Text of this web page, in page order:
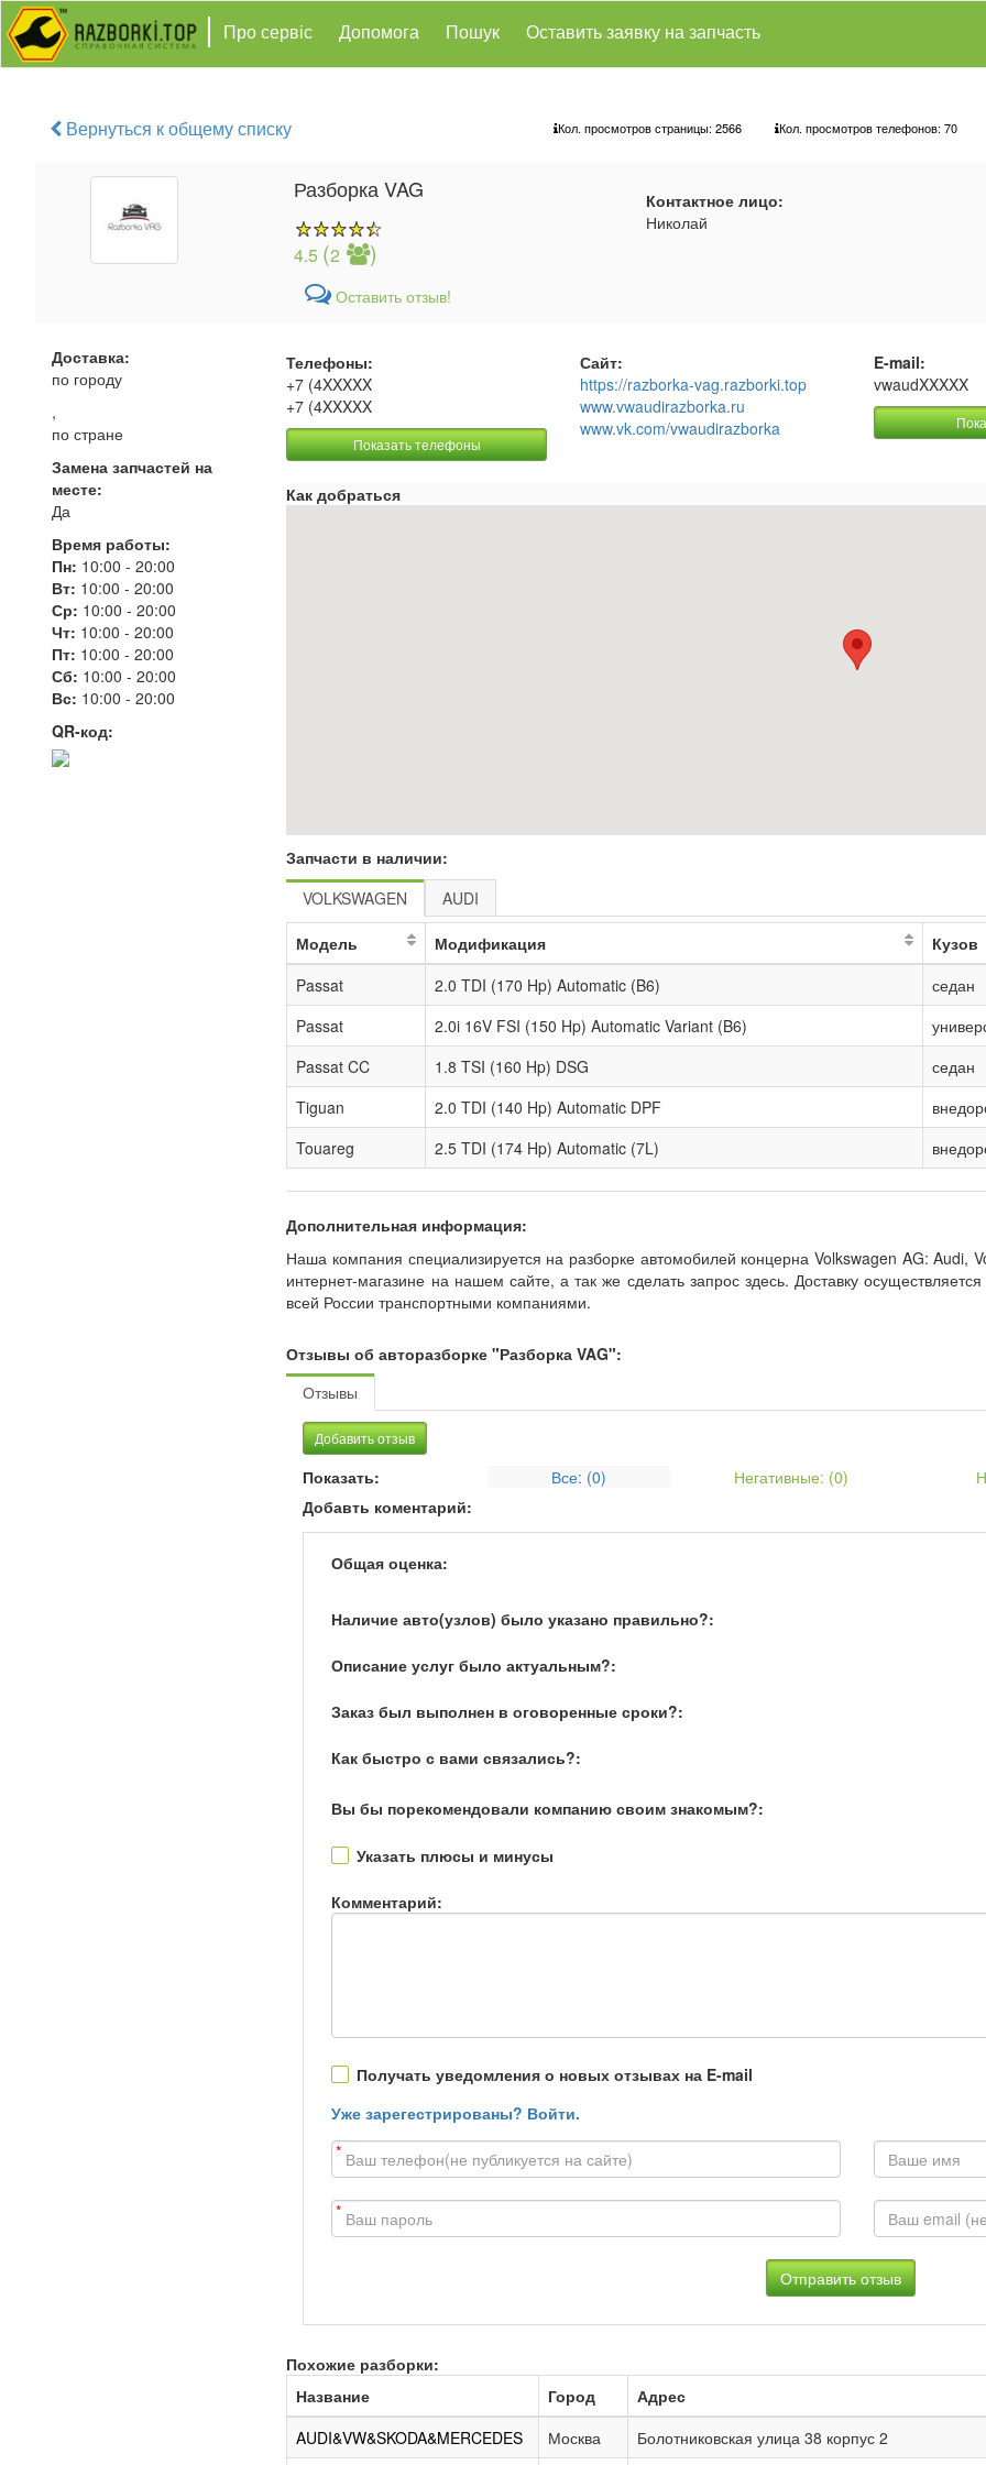
Про сервіс Допомога Пошук Оставить заявку на запчасть
Вернуться к общему списку Кол. просмотров страницы: 2566 Кол. просмотров телефонов: 70
Разборка VAG
4.5 (2 )
Оставить отзыв!
Контактное лицо:
Николай
Доставка:
по городу
,
по стране
Замена запчастей на
месте:
Да
Время работы:
Пн: 10:00 - 20:00
Вт: 10:00 - 20:00
Ср: 10:00 - 20:00
Чт: 10:00 - 20:00
Пт: 10:00 - 20:00
Сб: 10:00 - 20:00
Вс: 10:00 - 20:00
QR-код:
Телефоны:
+7 (4XXXXX
+7 (4XXXXX
Показать телефоны
Сайт:
https://razborka-vag.razborki.top
www.vwaudirazborka.ru
www.vk.com/vwaudirazborka
E-mail:
vwaudXXXXX
Как добраться
Запчасти в наличии:
VOLKSWAGEN
AUDI
Модель Модификация Кузов
Passat
2.0 TDI (170 Hp) Automatic (B6) седан
Passat
2.0i 16V FSI (150 Hp) Automatic Variant (B6)
Passat CC
1.8 TSI (160 Hp) DSG седан
Tiguan
2.0 TDI (140 Hp) Automatic DPF
Touareg
2.5 TDI (174 Hp) Automatic (7L)
Дополнительная информация:
Наша компания специализируется на разборке автомобилей концерна Volkswagen AG:
интернет-магазине на нашем сайте, а так же сделать запрос здесь. Доставку
всей России транспортными компаниями.
Отзывы об авторазборке "Разборка VAG":
Отзывы
Добавить отзыв
Показать: Все: (0) Негативные: (0)
Добавть коментарий:
Общая оценка:
Наличие авто(узлов) было указано правильно?:
Описание услуг было актуальным?:
Заказ был выполнен в оговоренные сроки?:
Как быстро с вами связались?:
Вы бы порекомендовали компанию своим знакомым?:
Указать плюсы и минусы
Комментарий:
Получать уведомления о новых отзывах на E-mail
Уже зарегестрированы? Войти.
*
*
Похожие разборки:
Название
Город Адрес
AUDI&VW&SKODA&MERCEDES
Москва Болотниковская улица 38 корпус 2